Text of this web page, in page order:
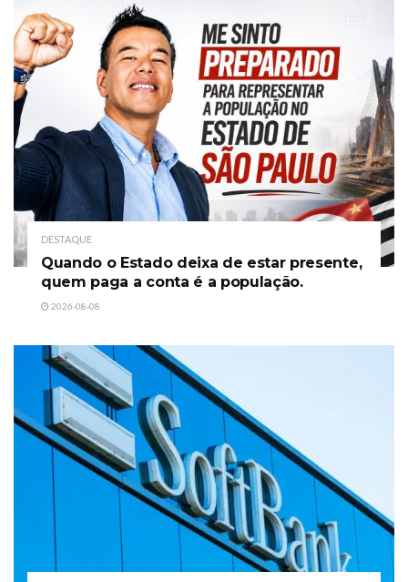
DESTAQUE
Quando o Estado deixa de estar presente,
quem paga a conta é a população.
2026-08-08